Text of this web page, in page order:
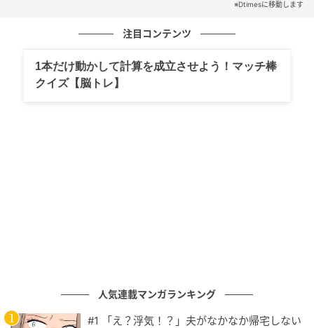
められる機能はUVカットだけでなく「いかに涼しく移
「weer Lite 遮熱日傘」はその需要に応えるべく、高遮
熱性生地を採用した晴雨兼用の折りたたみ傘として開
発されました。
※Dtimesに移動します
注目コンテンツ
1本だけ動かして計算を成立させよう！マッチ棒
クイズ【脳トレ】
人気連載マンガランキング
#1 「え？浮気！？」夫がなかなか帰宅しない